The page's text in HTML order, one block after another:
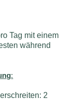
Tag mit einem
während
:
2